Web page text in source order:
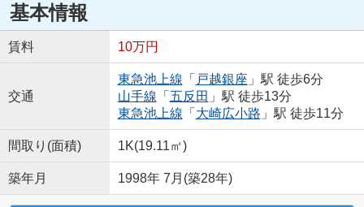
基本情報
賃料 10万円
交通
東急池上線 「 戸越銀座 」駅 徒歩6分
山手線 「 五反田 」駅 徒歩13分
東急池上線 「 大崎広小路 」駅 徒歩11分
間取り(面積) 1K(19.11㎡)
築年月 1998年 7月(築28年)